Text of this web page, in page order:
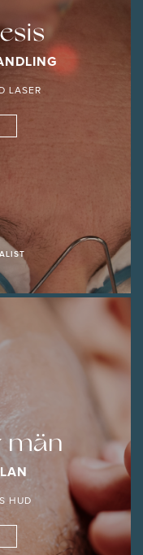
LASER
män
HUD